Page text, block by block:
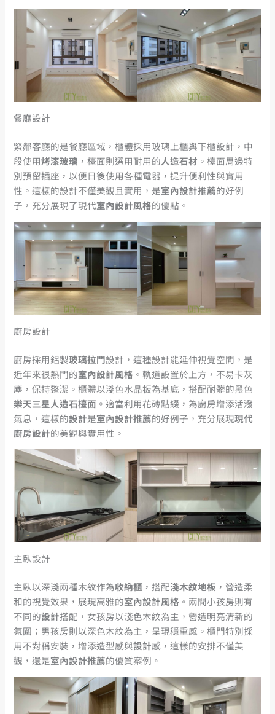
餐廳設計
緊鄰客廳的是餐廳區域，櫃體採用玻璃上櫃與下櫃設計，中
段使用烤漆玻璃 ，檯面則選用耐用的人造石材 。檯面周邊特
別預留插座，以便日後使用各種電器，提升便利性與實用
性。這樣的設計不僅美觀且實用，是室內設計推薦的好例
子，充分展現了現代室內設計風格的優點。
廚房設計
廚房採用鋁製玻璃拉門設計，這種設計能延伸視覺空間，是
近年來很熱門的室內設計風格 。軌道設置於上方，不易卡灰
塵，保持整潔。櫃體以淺色水晶板為基底，搭配耐髒的黑色
樂天三星人造石檯面 。適當利用花磚點綴，為廚房增添活潑
氣息，這樣的設計是室內設計推薦的好例子，充分展現現代
廚房設計的美觀與實用性。
主臥設計
主臥以深淺兩種木紋作為收納櫃 ，搭配淺木紋地板 ，營造柔
和的視覺效果，展現高雅的室內設計風格 。兩間小孩房則有
不同的設計搭配，女孩房以淺色木紋為主，營造明亮清新的
氛圍；男孩房則以深色木紋為主，呈現穩重感。櫃門特別採
用不對稱安裝，增添造型感與設計感，這樣的安排不僅美
觀，還是室內設計推薦的優質案例。